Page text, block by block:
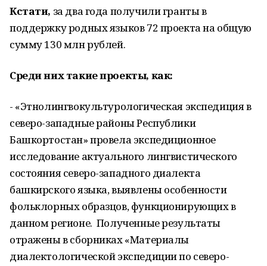
Кстати, за два года получили гранты в
поддержку родных языков 72 проекта на общую
сумму 130 млн рублей.
Среди них такие проекты, как:
- «Этнолингвокультурологическая экспедиция в
северо-западные районы Республики
Башкортостан» провела экспедиционное
исследование актуального лингвистического
состояния северо-западного диалекта
башкирского языка, выявлены особенности
фольклорных образцов, функционирующих в
данном регионе. Полученные результаты
отражены в сборниках «Материалы
диалектологической экспедиции по северо-